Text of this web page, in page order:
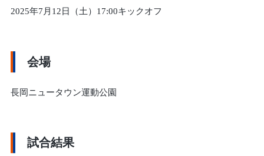
2025年7月12日（土）17:00キックオフ
会場
長岡ニュータウン運動公園
試合結果